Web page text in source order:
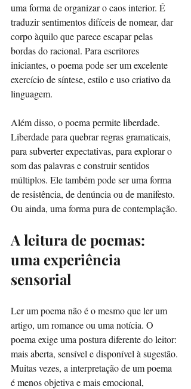
uma forma de organizar o caos interior. É
traduzir sentimentos difíceis de nomear, dar
corpo àquilo que parece escapar pelas
bordas do racional. Para escritores
iniciantes, o poema pode ser um excelente
exercício de síntese, estilo e uso criativo da
linguagem.
Além disso, o poema permite liberdade.
Liberdade para quebrar regras gramaticais,
para subverter expectativas, para explorar o
som das palavras e construir sentidos
múltiplos. Ele também pode ser uma forma
de resistência, de denúncia ou de manifesto.
Ou ainda, uma forma pura de contemplação.
A leitura de poemas:
uma experiência
sensorial
Ler um poema não é o mesmo que ler um
artigo, um romance ou uma notícia. O
poema exige uma postura diferente do leitor:
mais aberta, sensível e disponível à sugestão.
Muitas vezes, a interpretação de um poema
é menos objetiva e mais emocional,